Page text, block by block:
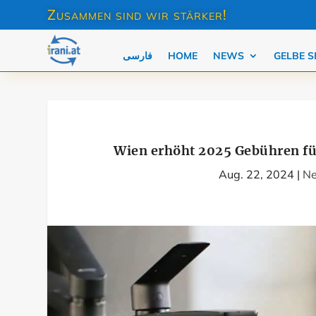
Zusammen sind wir stärker!
فارسی HOME NEWS GELBE
Wien erhöht 2025 Gebühren
Aug. 22, 2024|